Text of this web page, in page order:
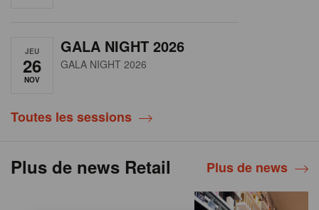
JEU
26
NOV
GALA NIGHT 2026
GALA NIGHT 2026
Toutes les sessions
Plus de news Retail Plus de news